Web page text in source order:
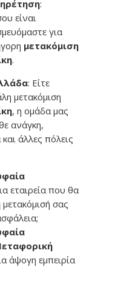
:
είναι
για
μετακόμιση
.
: Είτε
μετακόμιση
, η ομάδα μας
ανάγκη,
άλλες πόλεις
εταιρεία που θα
σας
άψογη εμπειρία